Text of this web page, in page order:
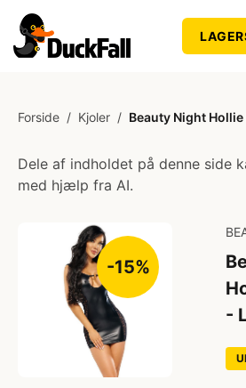
Forside / Kjoler / Beauty Night
Dele af indholdet på denne side
med hjælp fra AI.
-15%
-